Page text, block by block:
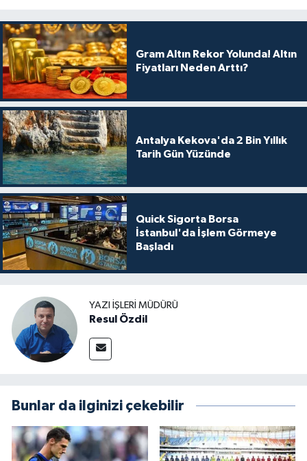
Gram Altın Rekor Yolunda! Altın
Fiyatları Neden Arttı?
Antalya Kekova'da 2 Bin Yıllık
Tarih Gün Yüzünde
Quick Sigorta Borsa
İstanbul'da İşlem Görmeye
Başladı
YAZI İŞLERI MÜDÜRÜ
Resul Özdil
Bunlar da ilginizi çekebilir